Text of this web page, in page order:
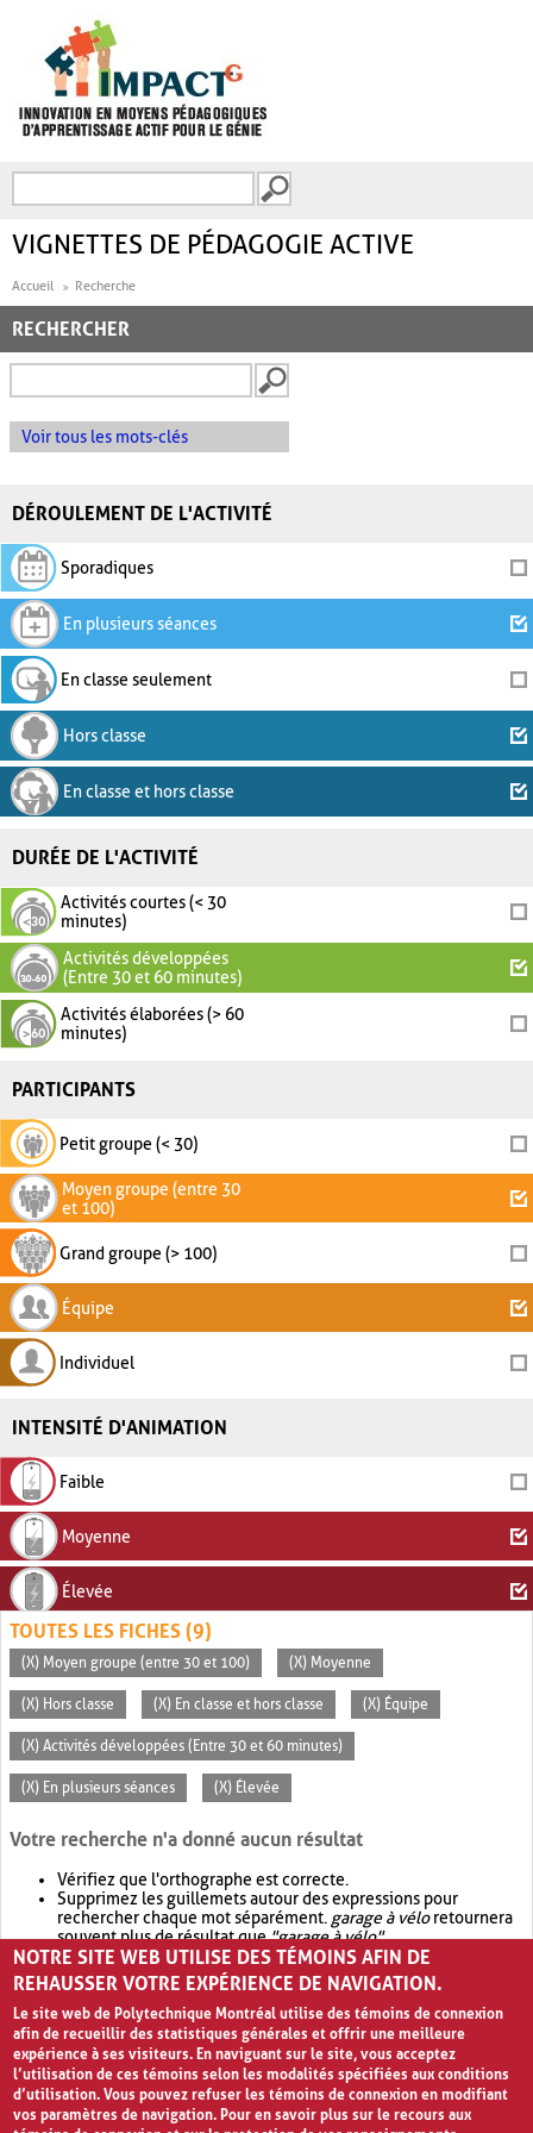
FORMULAIRE DE
VIGNETTES DE PÉDAGOGIE ACTIVE
Accueil Recherche
RECHERCHER
Voir tous les mots-clés
DÉROULEMENT DE L'ACTIVITÉ
Sporadiques
En plusieurs séances
En classe seulement
Hors classe
En classe et hors classe
DURÉE DE L'ACTIVITÉ
Activités courtes (< 30
minutes)
Activités développées
(Entre 30 et 60 minutes)
Activités élaborées (> 60
minutes)
PARTICIPANTS
Petit groupe (< 30)
Moyen groupe (entre 30
et 100)
Grand groupe (> 100)
Équipe
Individuel
INTENSITÉ D'ANIMATION
Faible
Moyenne
Élevée
TOUTES LES FICHES (9)
(X) Moyen groupe (entre 30 et 100) (X) Moyenne
(X) Hors classe (X) En classe et hors classe (X) Équipe
(X) Activités développées (Entre 30 et 60 minutes)
(X) En plusieurs séances (X) Élevée
Votre recherche n'a donné aucun résultat
Vérifiez que l'orthographe est correcte.
Supprimez les guillemets autour des expressions pour
rechercher chaque mot séparément. garage à véloretournera
souvent plus de résultat que"garage à vélo".
Envisagez d'élargir votre recherche avec OR.garage OR vélo
retournera souvent plus de résultat quegarage à vélo
NOTRE SITE WEB UTILISE DES TÉMOINS AFIN DE
REHAUSSER VOTRE EXPÉRIENCE DE NAVIGATION.
Le site web de Polytechnique Montréal utilise des témoins de connexion
afin de recueillir des statistiques générales et offrir une meilleure
expérience à ses visiteurs. En naviguant sur le site, vous acceptez
l’utilisation de ces témoins selon les modalités spécifiées aux conditions
d’utilisation. Vous pouvez refuser les témoins de connexion en modifiant
vos paramètres de navigation. Pour en savoir plus sur le recours aux